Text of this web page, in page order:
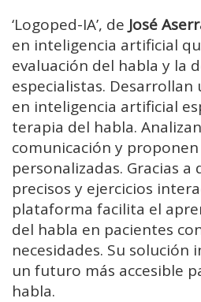
‘Logoped-IA’, de José
en inteligencia artificial
evaluación del habla y la
especialistas. Desarrollan
en inteligencia artificial
terapia del habla.
comunicación y
personalizadas. Gracias a
precisos y ejercicios
plataforma facilita el
del habla en pacientes
necesidades. Su
un futuro más accesible
habla.